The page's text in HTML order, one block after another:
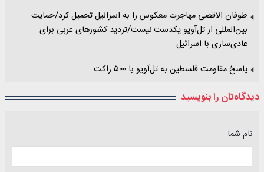
طوفان الاقصی مهاجرت معکوس را به اسرائیل تحمیل کرد/حمایت
بین‌المللی از تل‌آویو یکدست نیست/تردید کشورهای عربی برای
عادی‌سازی با اسرائیل
پاسخ مقاومت فلسطین به تل‌آویو با ۵۰۰ راکت
دیدگاه‌تان را بنویسید
نام شما